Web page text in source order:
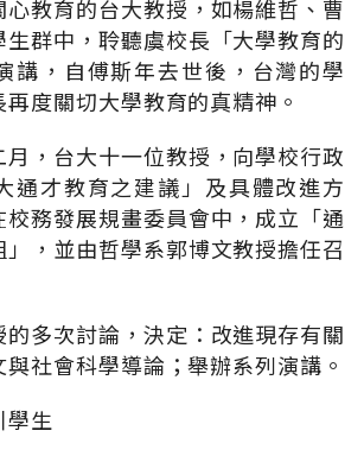
教育的台大教授，如楊維哲、曹
群中，聆聽虞校長「大學教育的
講，自傅斯年去世後，台灣的學
度關切大學教育的真精神。
月，台大十一位教授，向學校行政
通才教育之建議」及具體改進方
務發展規畫委員會中，成立「通
，並由哲學系郭博文教授擔任召
多次討論，決定：改進現存有關
社會科學導論；舉辦系列演講。
學生